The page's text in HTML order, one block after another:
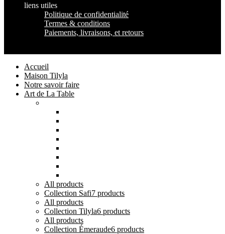
liens utiles
Politique de confidentialité
Termes & conditions
Paiements, livraisons, et retours
Accueil
Maison Tilyla
Notre savoir faire
Art de La Table
All products
Collection Safi7 products
All products
Collection Tilyla6 products
All products
Collection Émeraude6 products